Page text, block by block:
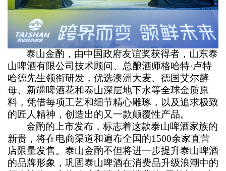
泰山金酌，由中国政府友谊奖获得者，山东泰
山啤酒有限公司技术顾问、总酿酒师格哈特·卢特
哈德先生领衔研发，优选澳洲大麦、德国艾尔酵
母、新疆啤酒花和泰山深层地下水等全球金质原
料，凭借每项工艺和细节精心雕琢，以及追求极致
的匠人精神，创造出的又一款颠覆性产品。
金酌的上市发布，标志着这款泰山啤酒家族的
新贵，将在电商渠道和遍布全国的1500余家直营
店限量发售。泰山金酌不但将进一步提升泰山啤酒
的品牌形象，巩固泰山啤酒在消费品升级浪潮中的